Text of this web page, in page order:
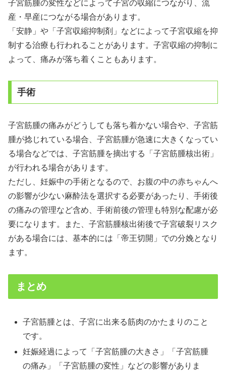
子宮筋腫の変性などによって子宮の収縮につながり、流
産・早産につながる場合があります。
「安静」や「子宮収縮抑制剤」などによって子宮収縮を抑
制する治療も行われることがあります。子宮収縮の抑制に
よって、痛みが落ち着くこともあります。
手術
子宮筋腫の痛みがどうしても落ち着かない場合や、子宮筋
腫が捻じれている場合、子宮筋腫が急速に大きくなってい
る場合などでは、子宮筋腫を摘出する「子宮筋腫核出術」
が行われる場合があります。
ただし、妊娠中の手術となるので、お腹の中の赤ちゃんへ
の影響が少ない麻酔法を選択する必要があったり、手術後
の痛みの管理など含め、手術前後の管理も特別な配慮が必
要になります。また、子宮筋腫核出術後で子宮破裂リスク
がある場合には、基本的には「帝王切開」での分娩となり
ます。
まとめ
子宮筋腫とは、子宮に出来る筋肉のかたまりのこと
です。
妊娠経過によって「子宮筋腫の大きさ」「子宮筋腫
の痛み」「子宮筋腫の変性」などの影響がありま